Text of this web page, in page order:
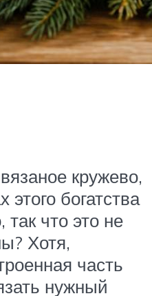
кружево,
этого богатства
что это не
Хотя,
часть
нужный